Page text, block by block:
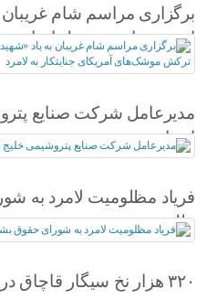
برگزاری مراسم شام غریبان
اسدی نژاد» در محل
آمریکای جنایتکار به لامرد
مدیرعامل شرکت صنایع
انتخاب شد
فریاد مظلومیت لامرد به
ملل رسید
۳۲۰ هزار نخ سیگار قاچاق در لامرد کشف شد